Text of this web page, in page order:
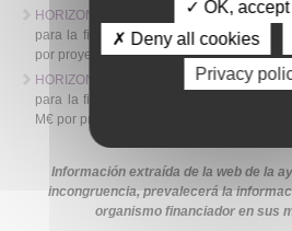
HORIZON-JU-GH-EDCTP3-2026-03-
para la financiación de ocho proyectos
por proyecto.
HORIZON-JU-GH-EDCTP3-2026-03-
para la financiación de 10 proyectos
M€ por proyecto.
Información extraída de la web de la
incongruencia, prevalecerá la
organismo financiador en sus
✓ OK, accept
✗ Deny all cookies
Privacy